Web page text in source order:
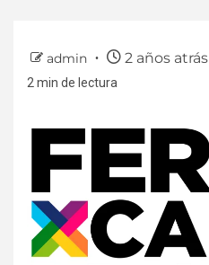
admin 2 años atrás
2 min de lectura